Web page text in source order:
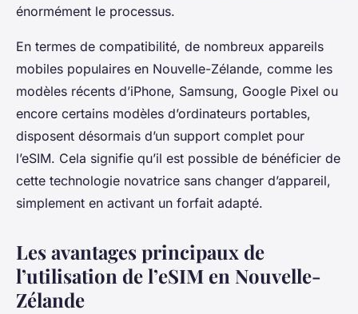
énormément le processus.
En termes de compatibilité, de nombreux appareils
mobiles populaires en Nouvelle-Zélande, comme les
modèles récents d’iPhone, Samsung, Google Pixel ou
encore certains modèles d’ordinateurs portables,
disposent désormais d’un support complet pour
l’eSIM. Cela signifie qu’il est possible de bénéficier de
cette technologie novatrice sans changer d’appareil,
simplement en activant un forfait adapté.
Les avantages principaux de
l’utilisation de l’eSIM en Nouvelle-
Zélande